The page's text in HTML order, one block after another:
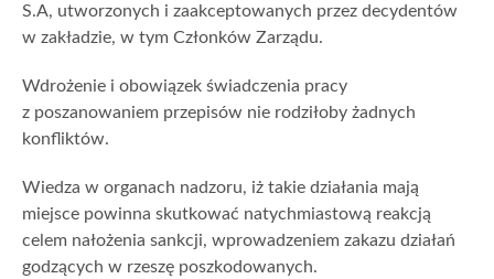
S.A, utworzonych i zaakceptowanych przez decydentów
w zakładzie, w tym Członków Zarządu.
Wdrożenie i obowiązek świadczenia pracy
z poszanowaniem przepisów nie rodziłoby żadnych
konfliktów.
Wiedza w organach nadzoru, iż takie działania mają
miejsce powinna skutkować natychmiastową reakcją
celem nałożenia sankcji, wprowadzeniem zakazu działań
godzących w rzeszę poszkodowanych.